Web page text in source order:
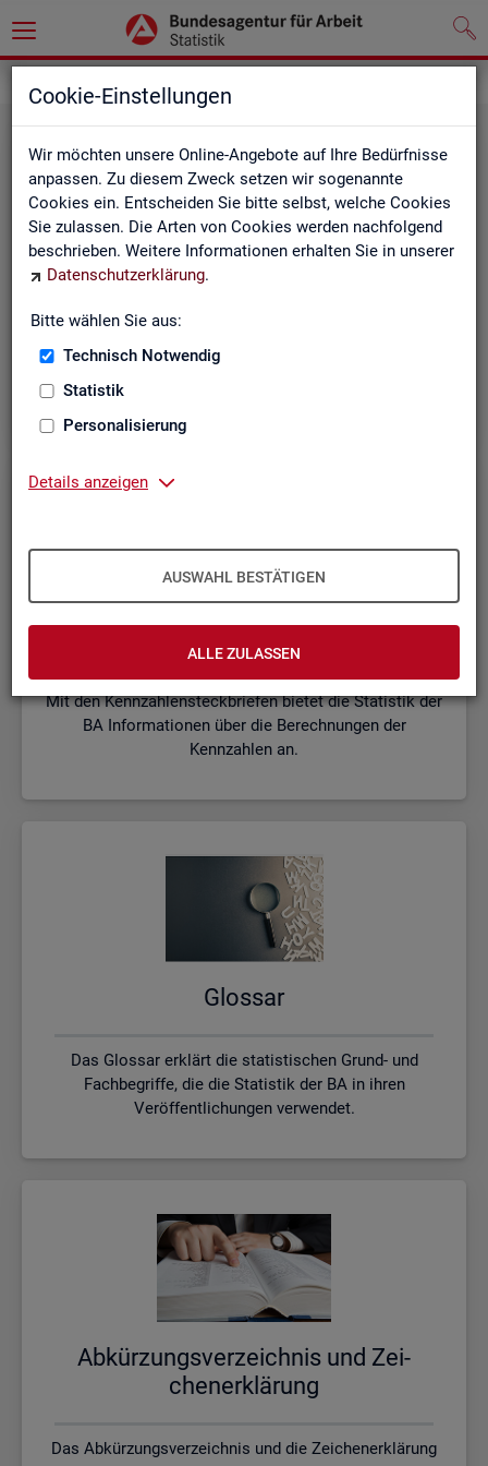
Cookie-Einstellungen
Wir möchten unsere Online-Angebote auf Ihre Bedürfnisse
anpassen. Zu diesem Zweck setzen wir sogenannte
Cookies ein. Entscheiden Sie bitte selbst, welche Cookies
Sie zulassen. Die Arten von Cookies werden nachfolgend
beschrieben. Weitere Informationen erhalten Sie in unserer
Datenschutzerklärung.
Bitte wählen Sie aus:
Technisch Notwendig
Statistik
Personalisierung
Details anzeigen
AUSWAHL BESTÄTIGEN
ALLE ZULASSEN
Die Kurzinformationen geben einen schnellen Überblick
über die Fachstatistiken der Statistik der BA.
Mit den Kennzahlensteckbriefen bietet die Statistik der
BA Informationen über die Berechnungen der
Kennzahlen an.
Glos­sar
Das Glossar erklärt die statistischen Grund- und
Fachbegriffe, die die Statistik der BA in ihren
Veröffentlichungen verwendet.
Ab­kür­zungs­ver­zeich­nis und Zei­
chen­er­klä­rung
Das Abkürzungsverzeichnis und die Zeichenerklärung